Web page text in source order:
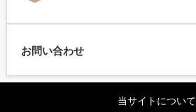
お問い合わせ
当サイトについて